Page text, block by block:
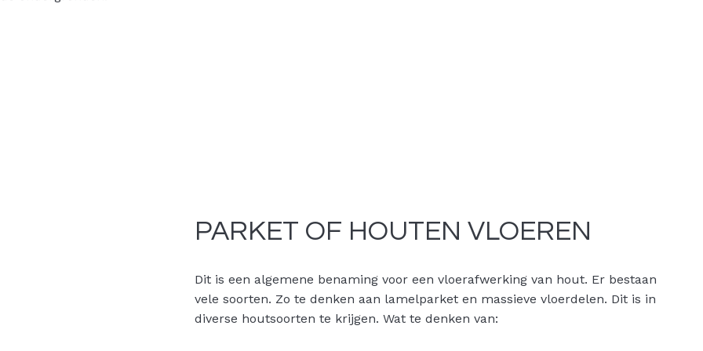
PARKET OF HOUTEN VLOEREN
Dit is een algemene benaming voor een vloerafwerking van hout. Er bestaan
vele soorten. Zo te denken aan lamelparket en massieve vloerdelen. Dit is in
diverse houtsoorten te krijgen. Wat te denken van: